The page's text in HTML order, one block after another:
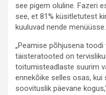
see pigem oluline. Fazeri
see, et 81% küsitletutest
kuuluvad nende menüüsse.
„Peamise põhjusena
täisteratooted on
toitumisteadlaste suurim
ennekõike selles osas,
soovituslik päevane